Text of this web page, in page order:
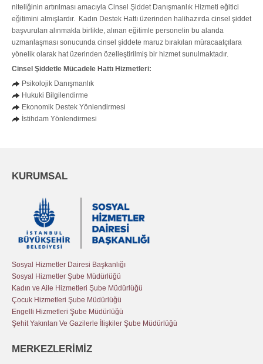
niteliğinin artırılması amacıyla Cinsel Şiddet Danışmanlık Hizmeti eğitici
eğitimini almışlardır. Kadın Destek Hattı üzerinden halihazırda cinsel şiddet
başvuruları alınmakla birlikte, alınan eğitimle personelin bu alanda
uzmanlaşması sonucunda cinsel şiddete maruz bırakılan müracaatçılara
yönelik olarak hat üzerinden özelleştirilmiş bir hizmet sunulmaktadır.
Cinsel Şiddetle Mücadele Hattı Hizmetleri:
Psikolojik Danışmanlık
Hukuki Bilgilendirme
Ekonomik Destek Yönlendirmesi
İstihdam Yönlendirmesi
KURUMSAL
Sosyal Hizmetler Dairesi Başkanlığı
Sosyal Hizmetler Şube Müdürlüğü
Kadın ve Aile Hizmetleri Şube Müdürlüğü
Çocuk Hizmetleri Şube Müdürlüğü
Engelli Hizmetleri Şube Müdürlüğü
Şehit Yakınları Ve Gazilerle İlişkiler Şube Müdürlüğü
MERKEZLERİMİZ